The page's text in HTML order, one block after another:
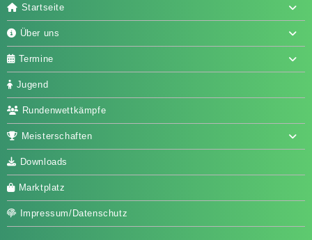
Startseite
Über uns
Termine
Jugend
Rundenwettkämpfe
Meisterschaften
Downloads
Marktplatz
Impressum/Datenschutz